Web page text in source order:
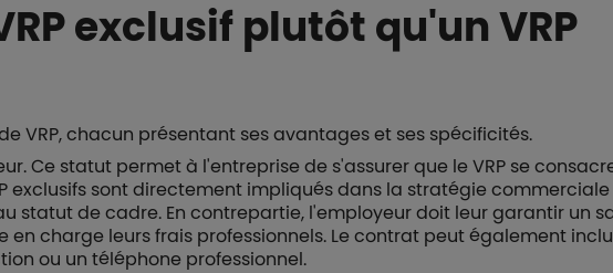
exclusif plutôt qu'un VRP
VRP, chacun présentant ses avantages et ses spécificités.
Ce statut permet à l'entreprise de s'assurer que le VRP se
exclusifs sont directement impliqués dans la stratégie
statut de cadre. En contrepartie, l'employeur doit leur garantir un
en charge leurs frais professionnels. Le contrat peut également
ou un téléphone professionnel.